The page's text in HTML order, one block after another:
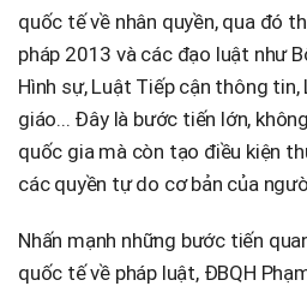
quốc tế về nhân quyền, qua đó
pháp 2013 và các đạo luật như
Hình sự, Luật Tiếp cận thông
giáo... Đây là bước tiến lớn,
quốc gia mà còn tạo điều kiện
các quyền tự do cơ bản của
Nhấn mạnh những bước tiến
quốc tế về pháp luật, ĐBQH